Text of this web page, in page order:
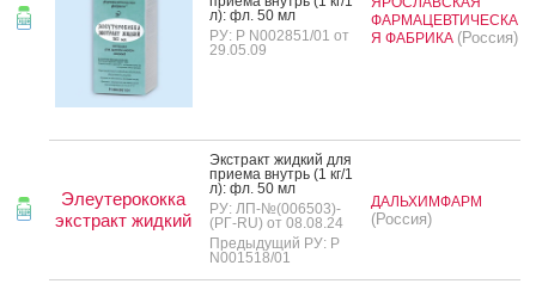
л): фл. 50 мл
РУ: Р N002851/01 от
29.05.09
ФАРМАЦЕВТИЧЕСКА
Я ФАБРИКА (Россия)
Элеутерококка
экстракт жидкий
Экс­тракт жид­кий для
при­ема внутрь (1 кг/1
л): фл. 50 мл
РУ: ЛП-№(006503)-
(РГ-RU) от 08.08.24
Предыдущий РУ: Р
N001518/01
ДАЛЬХИМФАРМ
(Россия)